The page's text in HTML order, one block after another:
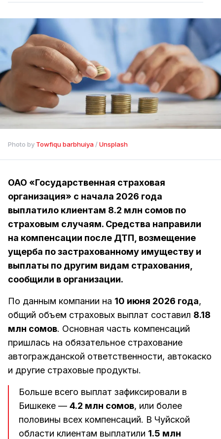
Photo by Towfiqu barbhuiya / Unsplash
ОАО «Государственная страховая
организация» с начала 2026 года
выплатило клиентам 8.2 млн сомов по
страховым случаям. Средства направили
на компенсации после ДТП, возмещение
ущерба по застрахованному имуществу и
выплаты по другим видам страхования,
сообщили в организации.
По данным компании на 10 июня 2026 года,
общий объем страховых выплат составил 8.18
млн сомов. Основная часть компенсаций
пришлась на обязательное страхование
автогражданской ответственности, автокаско
и другие страховые продукты.
Больше всего выплат зафиксировали в
Бишкеке — 4.2 млн сомов, или более
половины всех компенсаций. В Чуйской
области клиентам выплатили 1.5 млн